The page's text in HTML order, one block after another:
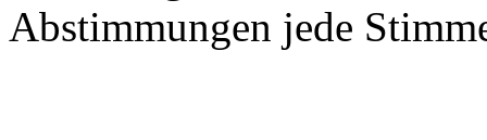
Abstimmungen jede